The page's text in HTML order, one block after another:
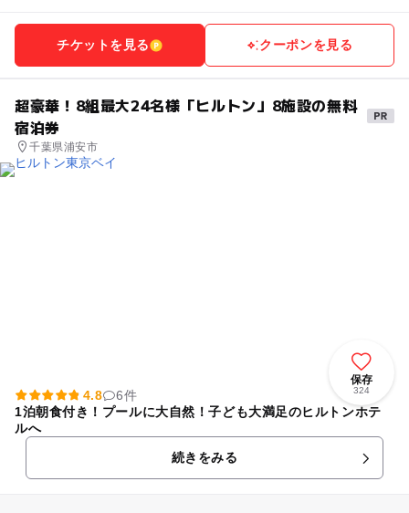
チケットを見る クーポンを見る
超豪華！8組最大24名様「ヒルトン」8施設の無料
宿泊券
千葉県浦安市
保存
324
4.8
6件
1泊朝食付き！プールに大自然！子ども大満足のヒルトンホテ
ルへ
続きをみる